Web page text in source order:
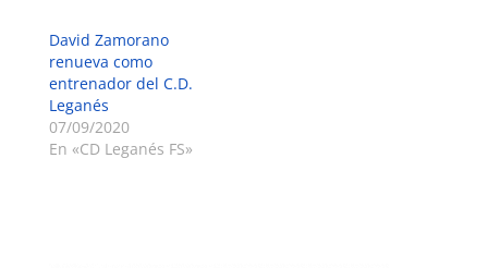
David Zamorano
renueva como
entrenador del C.D.
Leganés
07/09/2020
En «CD Leganés FS»